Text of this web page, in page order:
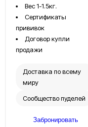
Вес 1-1.5кг.
Сертификаты
прививок
Договор купли
продажи
Доставка по всему
миру
Сообщество пуделей
Забронировать